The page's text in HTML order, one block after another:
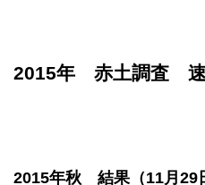
2015年 赤土調査
2015年秋 結果（11月29